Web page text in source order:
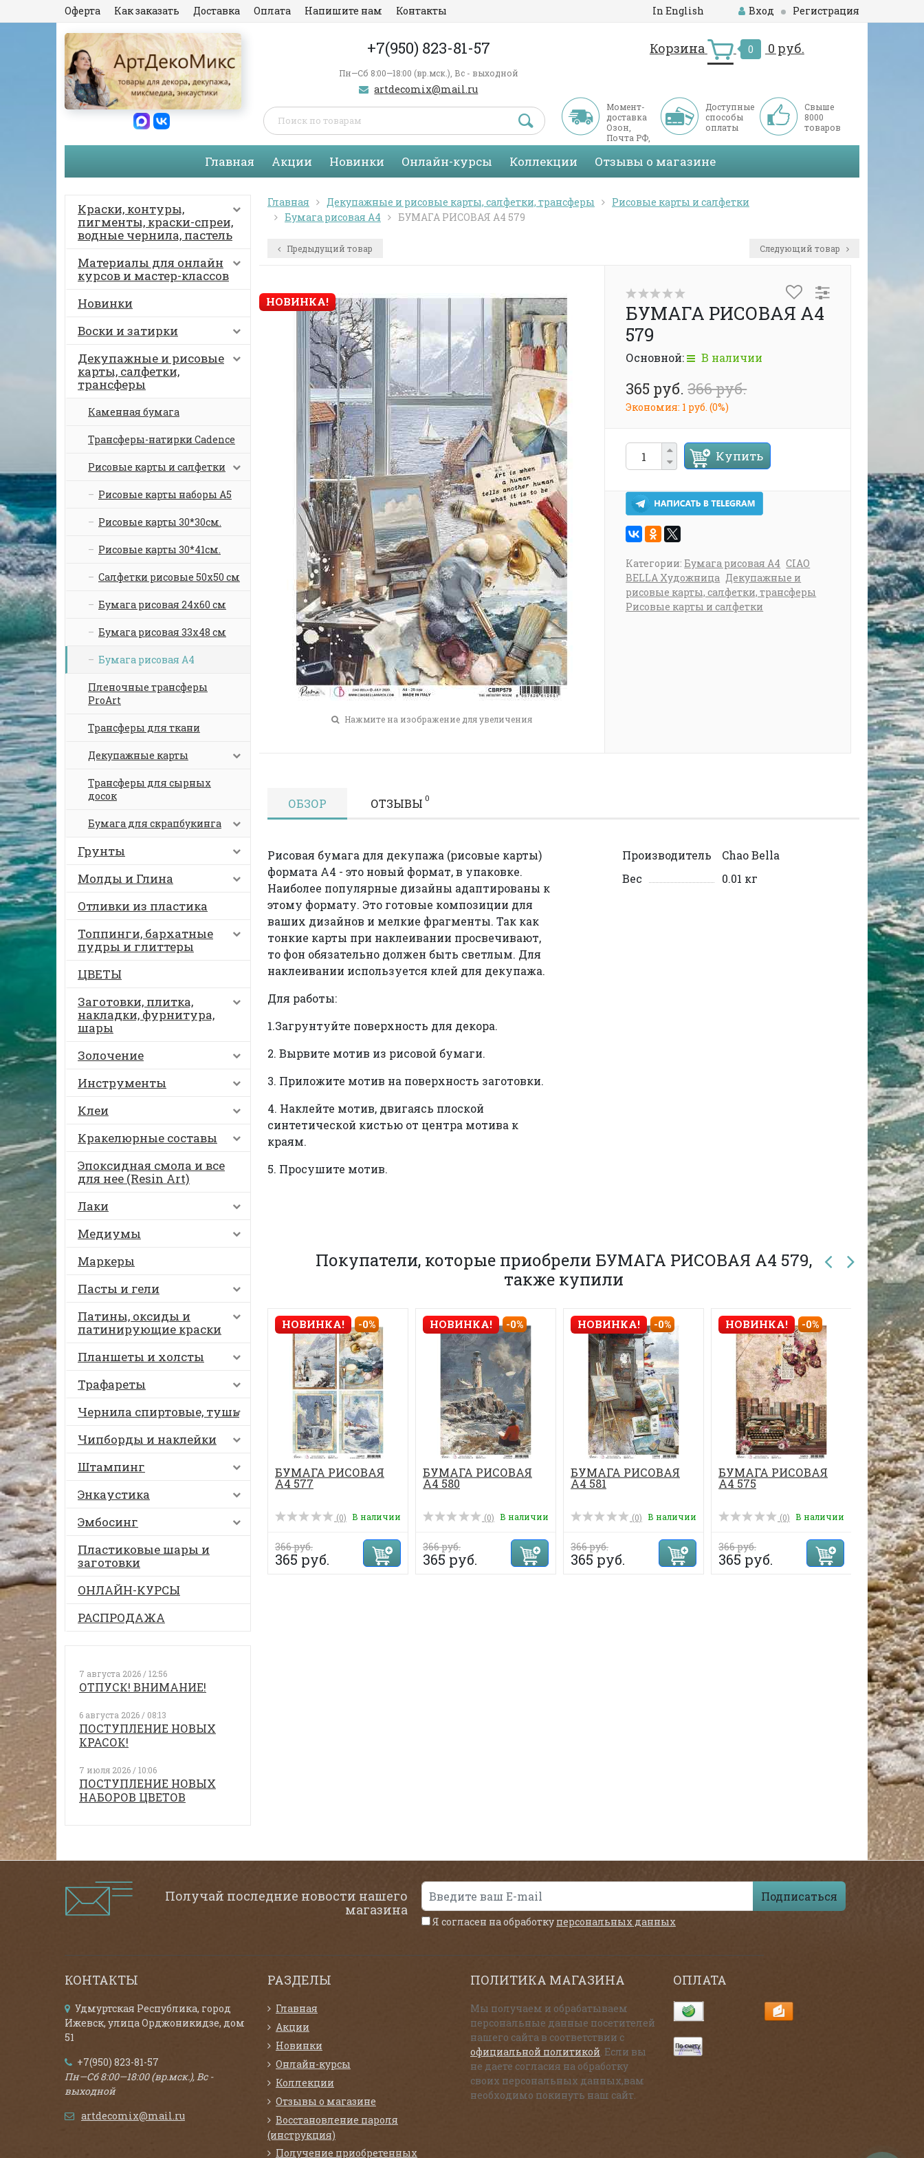
Оферта Как заказать Доставка Оплата Напишите нам Контакты In English Вход Регистрация
+7(950) 823-81-57
Пн—Сб 8:00—18:00 (вр.мск.), Вс - выходной
artdecomix@mail.ru
Корзина 0 0 руб.
Момент-
доставка
Озон,
Почта РФ,
СДЭК
Доступные
способы
оплаты
Свыше
8000
товаров
Главная Акции Новинки Онлайн-курсы Коллекции Отзывы о магазине
Краски, контуры,
пигменты, краски-спреи,
водные чернила, пастель
Материалы для онлайн
курсов и мастер-классов
Новинки
Воски и затирки
Декупажные и рисовые
карты, салфетки,
трансферы
Каменная бумага
Трансферы-натирки Cadence
Рисовые карты и салфетки
Рисовые карты наборы А5
Рисовые карты 30*30см.
Рисовые карты 30*41см.
Салфетки рисовые 50х50 см
Бумага рисовая 24х60 см
Бумага рисовая 33х48 см
Бумага рисовая А4
Пленочные трансферы
ProArt
Трансферы для ткани
Декупажные карты
Трансферы для сырных
досок
Бумага для скрапбукинга
Грунты
Молды и Глина
Отливки из пластика
Топпинги, бархатные
пудры и глиттеры
ЦВЕТЫ
Заготовки, плитка,
накладки, фурнитура,
шары
Золочение
Инструменты
Клеи
Кракелюрные составы
Эпоксидная смола и все
для нее (Resin Art)
Лаки
Медиумы
Маркеры
Пасты и гели
Патины, оксиды и
патинирующие краски
Планшеты и холсты
Трафареты
Чернила спиртовые, тушь
Чипборды и наклейки
Штампинг
Энкаустика
Эмбосинг
Пластиковые шары и
заготовки
ОНЛАЙН-КУРСЫ
РАСПРОДАЖА
7 августа 2026 / 12:56
ОТПУСК! ВНИМАНИЕ!
6 августа 2026 / 08:13
ПОСТУПЛЕНИЕ НОВЫХ
КРАСОК!
7 июля 2026 / 10:06
ПОСТУПЛЕНИЕ НОВЫХ
НАБОРОВ ЦВЕТОВ
Главная Декупажные и рисовые карты, салфетки, трансферы
Рисовые карты и салфетки
Бумага рисовая А4
БУМАГА РИСОВАЯ А4 579
Предыдущий товар Следующий товар
НОВИНКА!
Нажмите на изображение для увеличения
БУМАГА РИСОВАЯ А4
579
Основной: В наличии
365 руб. 366 руб.
Экономия: 1 руб. (0%)
Купить
Категории:Бумага рисовая А4 CIAO
BELLA Художница Декупажные и
рисовые карты, салфетки, трансферы
Рисовые карты и салфетки
ОБЗОР ОТЗЫВЫ 0
Рисовая бумага для декупажа (рисовые карты)
формата А4 - это новый формат, в упаковке.
Наиболее популярные дизайны адаптированы к
этому формату. Это готовые композиции для
ваших дизайнов и мелкие фрагменты. Так как
тонкие карты при наклеивании просвечивают,
то фон обязательно должен быть светлым. Для
наклеивании используется клей для декупажа.
Для работы:
1.Загрунтуйте поверхность для декора.
2. Вырвите мотив из рисовой бумаги.
3. Приложите мотив на поверхность заготовки.
4. Наклейте мотив, двигаясь плоской
синтетической кистью от центра мотива к
краям.
5. Просушите мотив.
Производитель
Chao Bella
Вес
0.01 кг
Покупатели, которые приобрели БУМАГА РИСОВАЯ А4 579,
также купили
НОВИНКА! -0%
БУМАГА РИСОВАЯ
А4 577
(0) В наличии
366 руб.
365 руб.
НОВИНКА! -0%
БУМАГА РИСОВАЯ
А4 580
(0) В наличии
366 руб.
365 руб.
НОВИНКА! -0%
БУМАГА РИСОВАЯ
А4 581
(0) В наличии
366 руб.
365 руб.
НОВИНКА! -0%
БУМАГА РИСОВАЯ
А4 575
(0) В наличии
366 руб.
365 руб.
БУМАГА
А4 582
366 руб.
365 руб.
Получай последние новости нашего
магазина
Подписаться
Я согласен на обработку персональных данных
КОНТАКТЫ
Удмуртская Республика, город
Ижевск, улица Орджоникидзе, дом
51
+7(950) 823-81-57
Пн—Сб 8:00—18:00 (вр.мск.), Вс -
выходной
artdecomix@mail.ru
РАЗДЕЛЫ
Главная
Акции
Новинки
Онлайн-курсы
Коллекции
Отзывы о магазине
Восстановление пароля
(инструкция)
Получение приобретенных
ПОЛИТИКА МАГАЗИНА
Мы получаем и обрабатываем
персональные данные посетителей
нашего сайта в соответствии с
официальной политикой. Если вы
не даете согласия на обработку
своих персональных данных,вам
необходимо покинуть наш сайт.
ОПЛАТА